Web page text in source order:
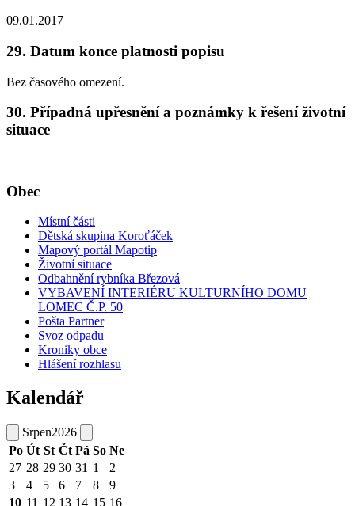
09.01.2017
29. Datum konce platnosti popisu
Bez časového omezení.
30. Případná upřesnění a poznámky k řešení životní
situace
Obec
Místní části
Dětská skupina Koroťáček
Mapový portál Mapotip
Životní situace
Odbahnění rybníka Březová
VYBAVENÍ INTERIÉRU KULTURNÍHO DOMU
LOMEC Č.P. 50
Pošta Partner
Svoz odpadu
Kroniky obce
Hlášení rozhlasu
Kalendář
Srpen2026
Po Út St Čt Pá So Ne
27 28 29 30 31 1
2
3
4 5 6 7 8
9
10 11 12 13 14 15 16